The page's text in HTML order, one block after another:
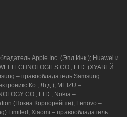
Apple Inc. (Эпл Инк.); Huawei и
TECHNOLOGIES CO., LTD. (ХУАВЕЙ
– правообладатель Samsung
Ко., Лтд.); MEIZU –
CO., LTD.; Nokia –
(Нокиа Корпорейшн); Lenovo –
Limited; Xiaomi – правообладатель